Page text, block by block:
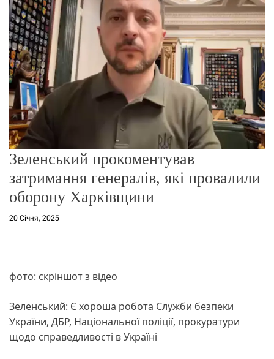
о
р
е
ж
и
м
у
Зеленський прокоментував
затримання генералів, які провалили
оборону Харківщини
20 Січня, 2025
фото: скріншот з відео
Зеленський: Є хороша робота Служби безпеки
України, ДБР, Національної поліції, прокуратури
щодо справедливості в Україні